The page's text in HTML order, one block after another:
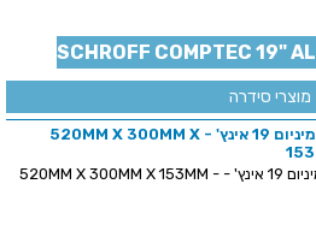
SCHROFF COMPTEC 19"
מוצרי סידרה
מארז אלומיניום 19 אינץ' - 520MM X 300MM X
מארז אלומיניום 19 אינץ' - 520MM X 300MM X 153MM -